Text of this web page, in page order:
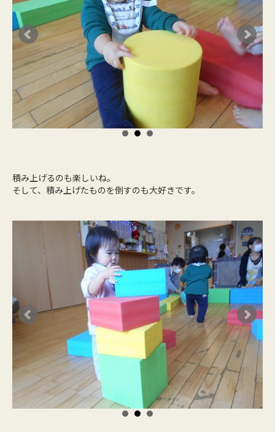
積み上げるのも楽しいね。
そして、積み上げたものを倒すのも大好きです。